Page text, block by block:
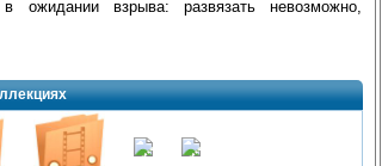
ожидании взрыва: развязать невозможно,